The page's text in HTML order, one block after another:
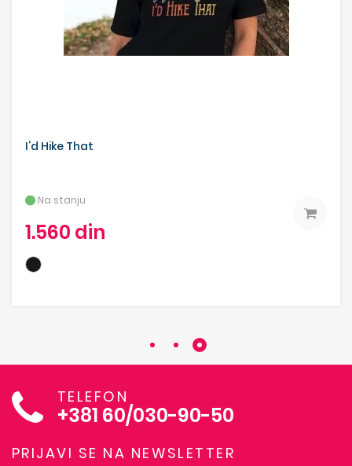
I‘d Hike That
Na stanju
1.560 din
TELEFON
+381 60/030-90-50
PRIJAVI SE NA NEWSLETTER